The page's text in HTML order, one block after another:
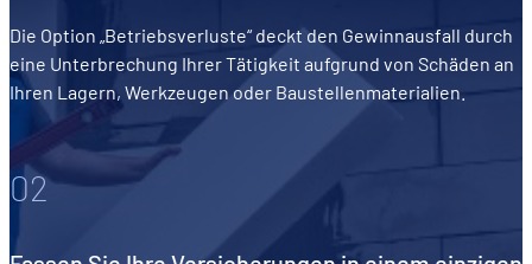
Die Option „Betriebsverluste“ deckt den Gewinnausfall durch
eine Unterbrechung Ihrer Tätigkeit aufgrund von Schäden an
Ihren Lagern, Werkzeugen oder Baustellenmaterialien.
02